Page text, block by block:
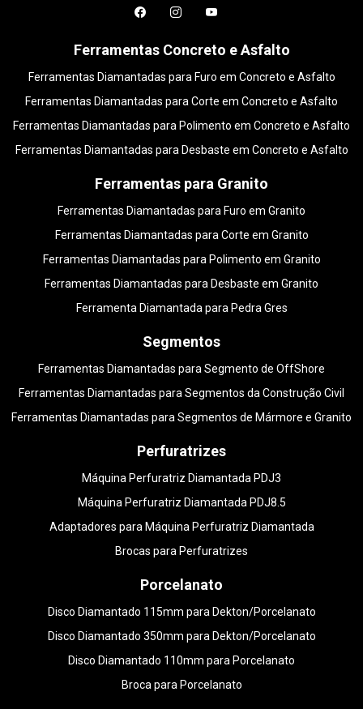
Ferramentas Concreto e Asfalto
Ferramentas Diamantadas para Furo em Concreto e Asfalto
Ferramentas Diamantadas para Corte em Concreto e Asfalto
Ferramentas Diamantadas para Polimento em Concreto e Asfalto
Ferramentas Diamantadas para Desbaste em Concreto e Asfalto
Ferramentas para Granito
Ferramentas Diamantadas para Furo em Granito
Ferramentas Diamantadas para Corte em Granito
Ferramentas Diamantadas para Polimento em Granito
Ferramentas Diamantadas para Desbaste em Granito
Ferramenta Diamantada para Pedra Gres
Segmentos
Ferramentas Diamantadas para Segmento de OffShore
Ferramentas Diamantadas para Segmentos da Construção Civil
Ferramentas Diamantadas para Segmentos de Mármore e Granito
Perfuratrizes
Máquina Perfuratriz Diamantada PDJ3
Máquina Perfuratriz Diamantada PDJ8.5
Adaptadores para Máquina Perfuratriz Diamantada
Brocas para Perfuratrizes
Porcelanato
Disco Diamantado 115mm para Dekton/Porcelanato
Disco Diamantado 350mm para Dekton/Porcelanato
Disco Diamantado 110mm para Porcelanato
Broca para Porcelanato